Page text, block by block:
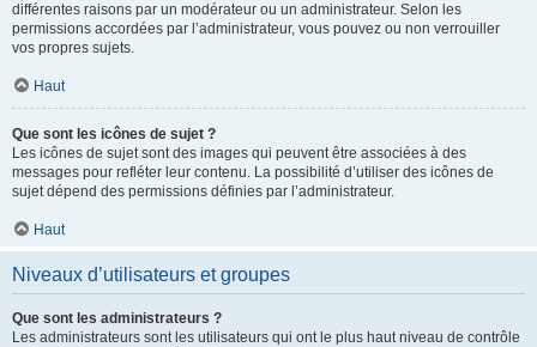
différentes raisons par un modérateur ou un administrateur. Selon les
permissions accordées par l’administrateur, vous pouvez ou non verrouiller
vos propres sujets.
Haut
Que sont les icônes de sujet ?
Les icônes de sujet sont des images qui peuvent être associées à des
messages pour refléter leur contenu. La possibilité d’utiliser des icônes de
sujet dépend des permissions définies par l’administrateur.
Haut
Niveaux d’utilisateurs et groupes
Que sont les administrateurs ?
Les administrateurs sont les utilisateurs qui ont le plus haut niveau de contrôle